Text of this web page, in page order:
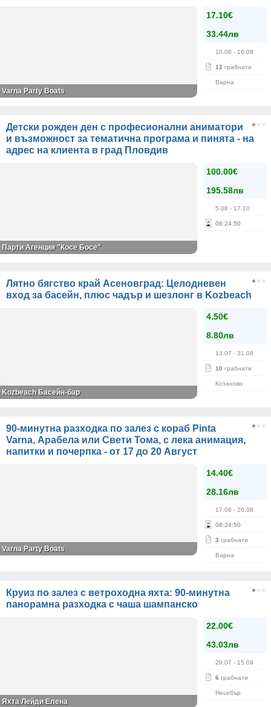
17.10€
33.44лв
10.08 - 16.08
12 грабнати
Варна
Varna Party Boats
Детски рожден ден с професионални аниматори
и възможност за тематична програма и пинята - на
адрес на клиента в град Пловдив
100.00€
195.58лв
5.08 - 17.10
08:24:50
Парти Агенция "Косе Босе"
Лятно бягство край Асеновград: Целодневен
вход за басейн, плюс чадър и шезлонг в Kozbeach
4.50€
8.80лв
13.07 - 31.08
10 грабнати
Козаново
Kozbeach Басейн-бар
90-минутна разходка по залез с кораб Pinta
Varna, Арабела или Свети Тома, с лека анимация,
напитки и почерпка - от 17 до 20 Август
14.40€
28.16лв
17.08 - 20.08
08:24:50
3 грабнати
Варна
Varna Party Boats
Круиз по залез с ветроходна яхта: 90-минутна
панорамна разходка с чаша шампанско
22.00€
43.03лв
29.07 - 15.09
6 грабнати
Несебър
Яхта Лейди Елена